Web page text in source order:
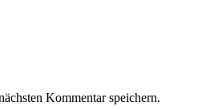
Kommentar speichern.